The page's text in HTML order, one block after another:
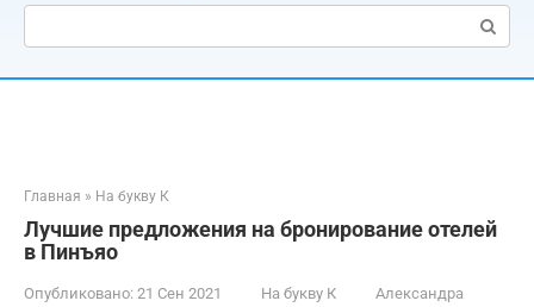
Поиск:
Главная » На букву К
Лучшие предложения на бронирование отелей
в Пинъяо
Опубликовано: 21 Сен 2021 На букву К
Александра